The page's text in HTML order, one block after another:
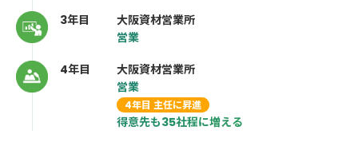
3年目
大阪資材営業所
営業
4年目
大阪資材営業所
営業
4年目 主任に昇進
得意先も35社程に増える